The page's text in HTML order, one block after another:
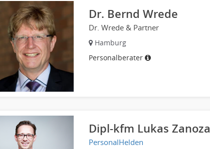
Dr. Bernd Wrede
Dr. Wrede & Partner
Hamburg
Personalberater
Dipl-kfm Lukas Zanoza
PersonalHelden